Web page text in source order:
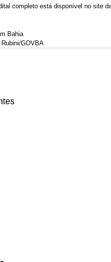
completo está disponível no site
Bahia
Rubini/GOVBA